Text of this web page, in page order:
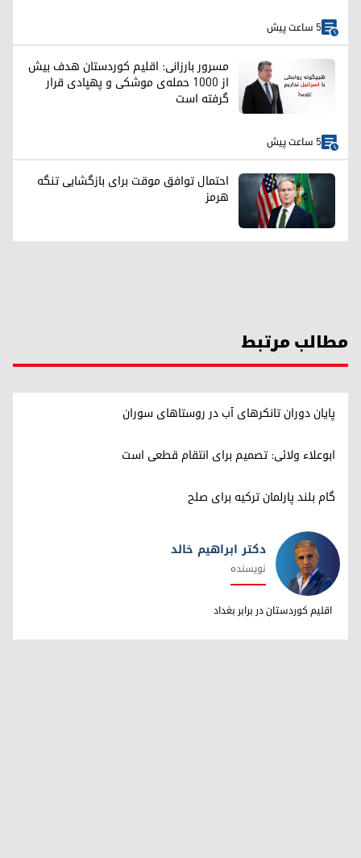
5 ساعت پیش
مسرور بارزانی: اقلیم کوردستان هدف بیش
از ۱۰۰۰ حمله‌ی موشکی و پهپادی قرار
گرفته است
5 ساعت پیش
احتمال توافق موقت برای بازگشایی تنگه
هرمز
مطالب مرتبط
پایان دوران تانکرهای آب در روستاهای سوران
ابوعلاء ولائی: تصمیم برای انتقام قطعی است
گام بلند پارلمان ترکیه برای صلح
دکتر ابراهیم خالد
دکتر ابراهیم خالد
نویسنده
اقلیم کوردستان در برابر بغداد